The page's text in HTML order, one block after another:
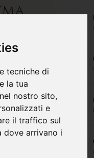
tecniche di
la tua
nostro sito,
e
il traffico sul
dove arrivano i